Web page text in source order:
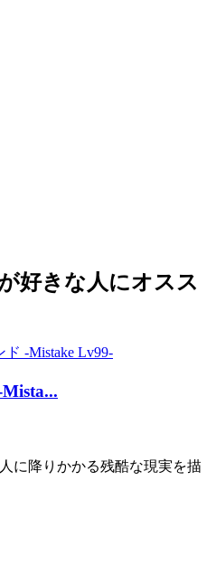
好きな人にオスス
に降りかかる残酷な現実を描